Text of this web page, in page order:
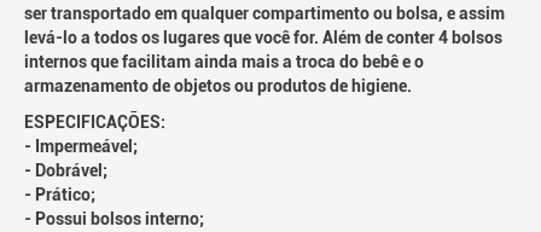
ser transportado em qualquer compartimento ou bolsa, e assim
levá-lo a todos os lugares que você for. Além de conter 4 bolsos
internos que facilitam ainda mais a troca do bebê e o
armazenamento de objetos ou produtos de higiene.
ESPECIFICAÇÕES:
- Impermeável;
- Dobrável;
- Prático;
- Possui bolsos interno;